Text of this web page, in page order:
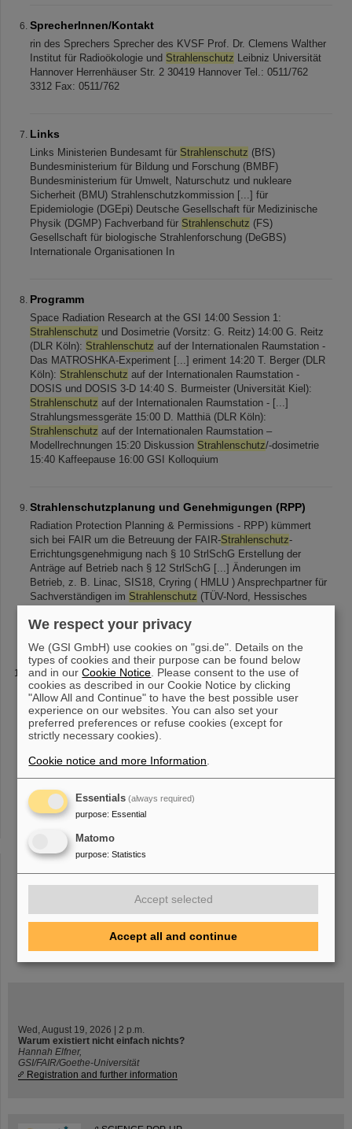
SprecherInnen/Kontakt
rin des Sprechers Sprecher des KVSF Prof. Dr. Clemens Walther
Institut für Radioökologie und Strahlenschutz Leibniz Universität
Hannover Herrenhäuser Str. 2 30419 Hannover Tel.: 0511/762
3312 Fax: 0511/762
Links
Links Ministerien Bundesamt für Strahlenschutz (BfS)
Bundesministerium für Bildung und Forschung (BMBF)
Bundesministerium für Umwelt, Naturschutz und nukleare
Sicherheit (BMU) Strahlenschutzkommission [...] für
Epidemiologie (DGEpi) Deutsche Gesellschaft für Medizinische
Physik (DGMP) Fachverband für Strahlenschutz (FS)
Gesellschaft für biologische Strahlenforschung (DeGBS)
Internationale Organisationen In
Programm
Space Radiation Research at the GSI 14:00 Session 1:
Strahlenschutz und Dosimetrie (Vorsitz: G. Reitz) 14:00 G. Reitz
(DLR Köln): Strahlenschutz auf der Internationalen Raumstation -
Das MATROSHKA-Experiment [...] eriment 14:20 T. Berger (DLR
Köln): Strahlenschutz auf der Internationalen Raumstation -
DOSIS und DOSIS 3-D 14:40 S. Burmeister (Universität Kiel):
Strahlenschutz auf der Internationalen Raumstation - [...]
Strahlungsmessgeräte 15:00 D. Matthiä (DLR Köln):
Strahlenschutz auf der Internationalen Raumstation –
Modellrechnungen 15:20 Diskussion Strahlenschutz/-dosimetrie
15:40 Kaffeepause 16:00 GSI Kolloquium
Strahlenschutzplanung und Genehmigungen (RPP)
Radiation Protection Planning & Permissions - RPP) kümmert
sich bei FAIR um die Betreuung der FAIR-Strahlenschutz-
Errichtungsgenehmigung nach § 10 StrlSchG Erstellung der
Anträge auf Betrieb nach § 12 StrlSchG [...] Änderungen im
Betrieb, z. B. Linac, SIS18, Cryring ( HMLU ) Ansprechpartner für
Sachverständigen im Strahlenschutz (TÜV-Nord, Hessisches
Gruppe RPP
KVSF Ehrenmedaille
internationalen Gremien engagiert. In diesem Zusammenhang ist
vor allem ihr Engagement für denStrahlenschutzzu erwähnen. In
den Jahren 1996-99 war sie Mitglied des Ausschusses
"Strahlenrisiko" der Str [...] Beirats der Multidisciplinary European
Strahlenschutz von Frau Prof. Blettner wurde 2015 durch die
Verleihung des Bundesverdienstkreuzes der Bundesrepublik
youtube
helmholtz.social
facebook
Wed, August 19, 2026 | 2 p.m.
Warum existiert nicht einfach nichts?
Hannah Elfner,
GSI/FAIR/Goethe-Universität
Registration and further information
We respect your privacy
We (GSI GmbH) use cookies on "gsi.de". Details on the
types of cookies and their purpose can be found below
and in ourCookie Notice . Please consent to the use of
cookies as described in our Cookie Notice by clicking
"Allow All and Continue" to have the best possible user
experience on our websites. You can also set your
preferred preferences or refuse cookies (except for
strictly necessary cookies).
Cookie notice and more Information
Essentials (always required)
purpose: Essential
Matomo
purpose: Statistics
Accept selected
Accept all and continue